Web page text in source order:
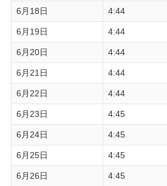
6月18日 4:44
6月19日 4:44
6月20日 4:44
6月21日 4:44
6月22日 4:44
6月23日 4:45
6月24日 4:45
6月25日 4:45
6月26日 4:45